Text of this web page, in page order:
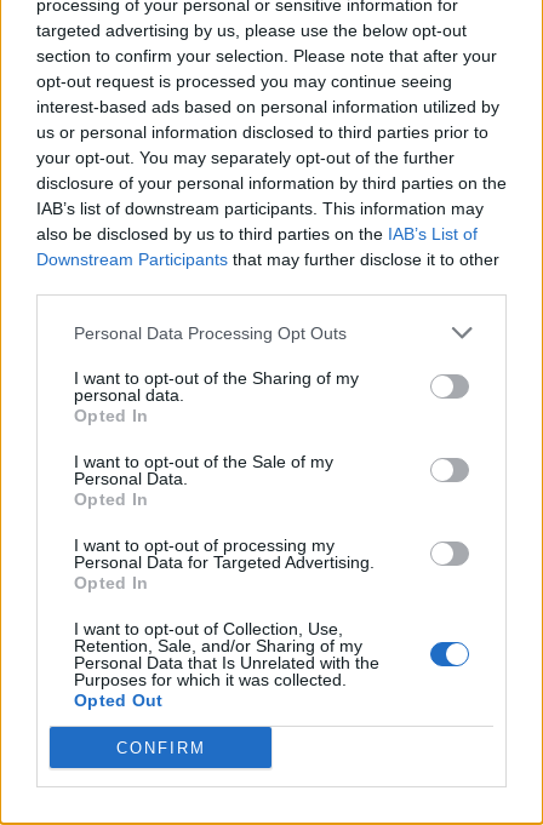
processing of your personal or sensitive information for
targeted advertising by us, please use the below opt-out
section to confirm your selection. Please note that after your
opt-out request is processed you may continue seeing
interest-based ads based on personal information utilized by
us or personal information disclosed to third parties prior to
your opt-out. You may separately opt-out of the further
disclosure of your personal information by third parties on the
IAB’s list of downstream participants. This information may
also be disclosed by us to third parties on the IAB’s List of
Downstream Participants that may further disclose it to other
Personal Data Processing Opt Outs
I want to opt-out of the Sharing of my
personal data.
Opted In
I want to opt-out of the Sale of my
Personal Data.
Opted In
I want to opt-out of processing my
Personal Data for Targeted Advertising.
Opted In
I want to opt-out of Collection, Use,
Retention, Sale, and/or Sharing of my
Personal Data that Is Unrelated with the
Purposes for which it was collected.
Opted Out
CONFIRM
Κάνε κι εσύ ένα πνευματικό ταξίδι στον κόσμο
των Koho Cosmetics και δώσε στον εαυτό σου
τη φροντίδα που του αξίζει.
instagram.com/koho_cosmetics_gr
info@koho.gr
Tags from the story
grooming
You may also like